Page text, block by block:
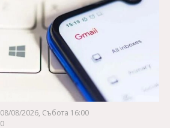
08/08/2026, Събота 16:00
0